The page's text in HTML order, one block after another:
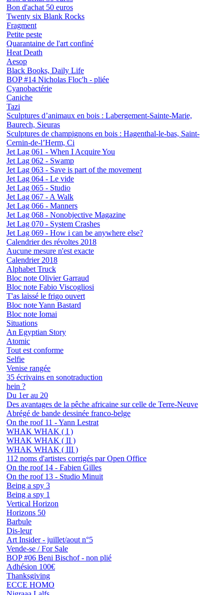
Bon d'achat 50 euros
Twenty six Blank Rocks
Fragment
Petite peste
Quarantaine de l'art confiné
Heat Death
Aesop
Black Books, Daily Life
BOP #14 Nicholas Floc'h - pliée
Cyanobactérie
Caniche
Tazi
Sculptures d’animaux en bois : Labergement-Sainte-Marie,
Baurech, Sieuras
Sculptures de champignons en bois : Hagenthal-le-bas, Saint-
Cernin-de-l’Herm, Ci
Jet Lag 061 - When I Acquire You
Jet Lag 062 - Swamp
Jet Lag 063 - Save is part of the movement
Jet Lag 064 - Le vide
Jet Lag 065 - Studio
Jet Lag 067 - A Walk
Jet Lag 066 - Manners
Jet Lag 068 - Nonobjective Magazine
Jet Lag 070 - System Crashes
Jet Lag 069 - How i can be anywhere else?
Calendrier des révoltes 2018
Aucune mesure n'est exacte
Calendrier 2018
Alphabet Truck
Bloc note Olivier Garraud
Bloc note Fabio Viscogliosi
T'as laissé le frigo ouvert
Bloc note Yann Bastard
Bloc note Iomai
Situations
An Egyptian Story
Atomic
Tout est conforme
Selfie
Venise rangée
35 écrivains en sonotraduction
hein ?
Du 1er au 20
Des avantages de la pêche africaine sur celle de Terre-Neuve
Abrégé de bande dessinée franco-belge
On the roof 11 - Yann Lestrat
WHAK WHAK ( I )
WHAK WHAK ( II )
WHAK WHAK ( III )
112 noms d'artistes corrigés par Open Office
On the roof 14 - Fabien Gilles
On the roof 13 - Studio Minuit
Being a spy 3
Being a spy 1
Vertical Horizon
Horizons 50
Barbule
Dis-leur
Art Insider - juillet/aout n°5
Vende-se / For Sale
BOP #06 Beni Bischof - non plié
Adhésion 100€
Thanksgiving
ECCE HOMO